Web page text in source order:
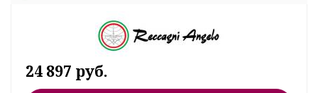
24 897 руб.